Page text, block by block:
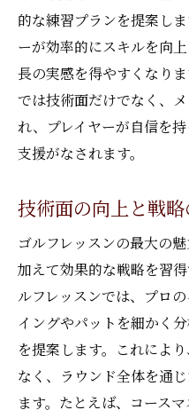
的な練習プランを提案し
ーが効率的にスキルを向
長の実感を得やすくなり
では技術面だけでなく、
れ、プレイヤーが自信を
支援がなされます。
技術面の向上と戦
ゴルフレッスンの最大の
加えて効果的な戦略を習
ルフレッスンでは、プロ
イングやパットを細かく
を提案します。これによ
なく、ラウンド全体を通
ます。たとえば、コース